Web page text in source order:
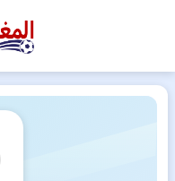
المغرب